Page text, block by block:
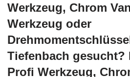
Werkzeug, Chrom
Werkzeug oder
Tiefenbach gesucht?
Profi Werkzeug,